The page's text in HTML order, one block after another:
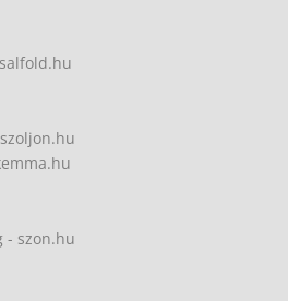
- szon.hu